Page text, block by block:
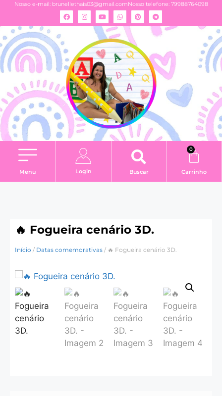
Nosso e-mail: brunellethais03@gmail.comNosso telefone: 79988764098
Menu Login Buscar
0
Carrinho
🔥 Fogueira cenário 3D.
Início / Datas comemorativas / 🔥 Fogueira cenário 3D.